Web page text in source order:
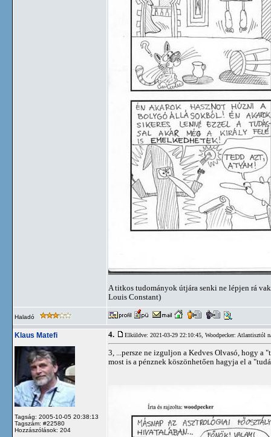
A titkos tudományok útjára senki ne lépjen rá
Louis Constant)
Haladó
Klaus Matefi
Tagság: 2005-10-05 20:38:13
Tagszám: #22580
Hozzászólások: 204
4. Elküldve: 2021-03-29 22:10:45, Woodpecker: Atlantisztól
3, ...persze ne izguljon a Kedves Olvasó, hogy a
most is a pénznek köszönhetően hagyja el a